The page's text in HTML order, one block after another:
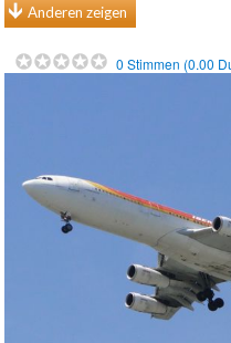
Anderen zeigen
0 Stimmen (0.00